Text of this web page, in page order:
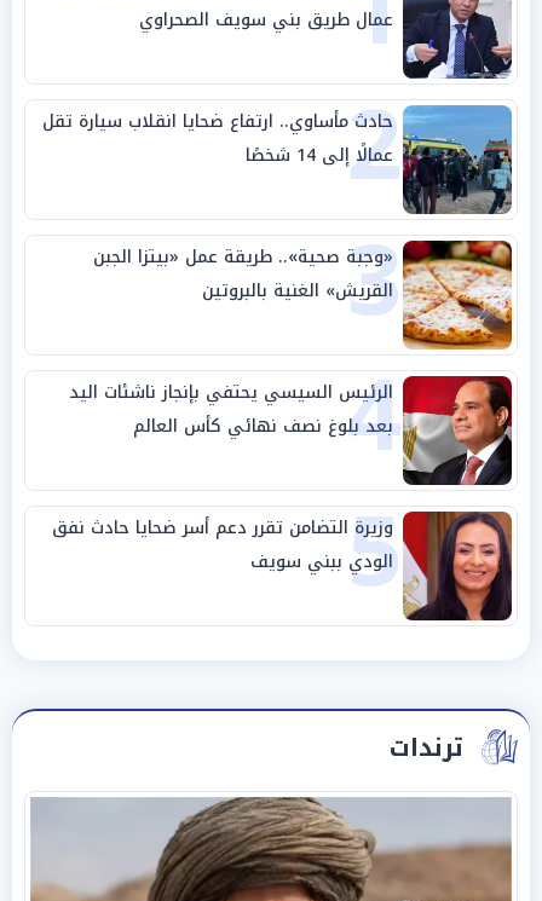
عمال طريق بني سويف الصحراوي
2
حادث مأساوي.. ارتفاع ضحايا انقلاب سيارة تقل
عمالًا إلى 14 شخصًا
3
«وجبة صحية».. طريقة عمل «بيتزا الجبن
القريش» الغنية بالبروتين
4
الرئيس السيسي يحتفي بإنجاز ناشئات اليد
بعد بلوغ نصف نهائي كأس العالم
5
وزيرة التضامن تقرر دعم أسر ضحايا حادث نفق
الودي ببني سويف
ترندات